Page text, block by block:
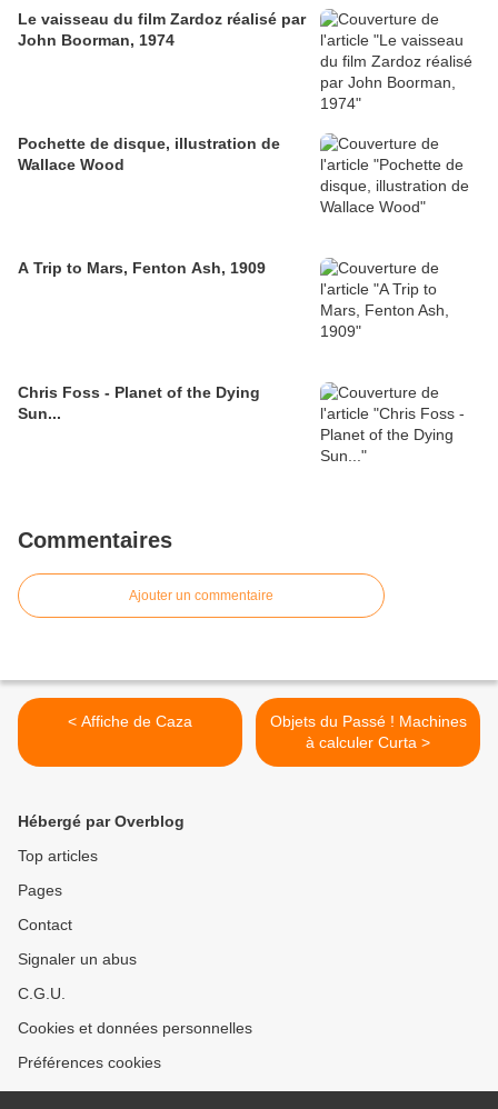
Le vaisseau du film Zardoz réalisé par
John Boorman, 1974
Pochette de disque, illustration de
Wallace Wood
A Trip to Mars, Fenton Ash, 1909
Chris Foss - Planet of the Dying
Sun...
Commentaires
Ajouter un commentaire
< Affiche de Caza
Objets du Passé ! Machines
à calculer Curta >
Hébergé par Overblog
Top articles
Pages
Contact
Signaler un abus
C.G.U.
Cookies et données personnelles
Préférences cookies